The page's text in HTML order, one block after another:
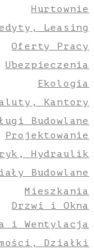
Hurtownie
Leasing
Oferty Pracy
Ubezpieczenia
Ekologia
Kantory
Budowlane
Projektowanie
Hydraulik
Budowlane
Mieszkania
Drzwi i Okna
i Wentylacja
Działki